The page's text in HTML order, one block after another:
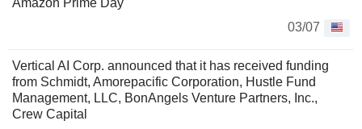
03/07
Vertical AI Corp. announced that it has received funding
from Schmidt, Amorepacific Corporation, Hustle Fund
Management, LLC, BonAngels Venture Partners, Inc.,
Crew Capital